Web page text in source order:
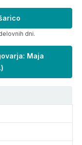
dni.
Maja
)